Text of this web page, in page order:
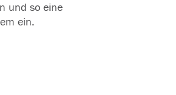
und so eine
ein.